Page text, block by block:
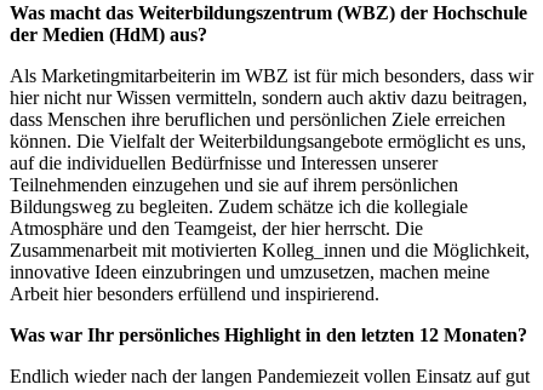
Was macht das Weiterbildungszentrum (WBZ) der Hochschule
der Medien (HdM) aus?
Als Marketingmitarbeiterin im WBZ ist für mich besonders, dass wir
hier nicht nur Wissen vermitteln, sondern auch aktiv dazu beitragen,
dass Menschen ihre beruflichen und persönlichen Ziele erreichen
können. Die Vielfalt der Weiterbildungsangebote ermöglicht es uns,
auf die individuellen Bedürfnisse und Interessen unserer
Teilnehmenden einzugehen und sie auf ihrem persönlichen
Bildungsweg zu begleiten. Zudem schätze ich die kollegiale
Atmosphäre und den Teamgeist, der hier herrscht. Die
Zusammenarbeit mit motivierten Kolleg_innen und die Möglichkeit,
innovative Ideen einzubringen und umzusetzen, machen meine
Arbeit hier besonders erfüllend und inspirierend.
Was war Ihr persönliches Highlight in den letzten 12 Monaten?
Endlich wieder nach der langen Pandemiezeit vollen Einsatz auf gut